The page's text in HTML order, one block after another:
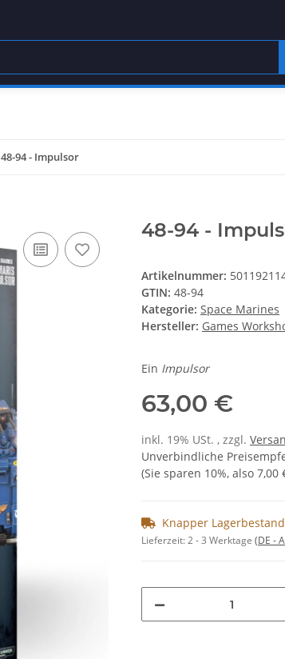
48-94 - Impulsor
48-94 -
Artikelnummer:
GTIN: 48-94
Kategorie: Space Marines
Hersteller: Games
Ein Impulsor
63,00 €
inkl. 19% USt. , zzgl.
Unverbindliche
(Sie sparen 10%, also 7,00
Knapper Lagerbestand
Lieferzeit:2 - 3 Werktage (DE -